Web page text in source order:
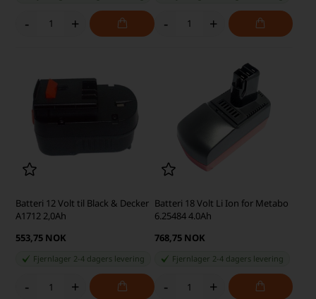
- + - +
Batteri 12 Volt til Black & Decker
A1712 2,0Ah
553,75 NOK
Fjernlager 2-4 dagers levering
- +
Batteri 18 Volt Li Ion for Metabo
6.25484 4.0Ah
768,75 NOK
Fjernlager 2-4 dagers levering
- +